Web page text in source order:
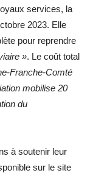
services, la
2023. Elle
pour reprendre
». Le coût total
Franche-Comté
mobilise 20
du
à soutenir leur
sur le site